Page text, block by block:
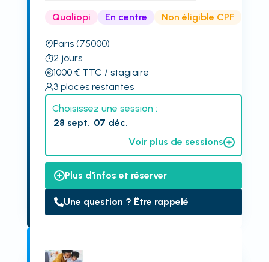
Qualiopi En centre Non éligible CPF
Paris (75000)
2 jours
1000€ TTC / stagiaire
3 places restantes
Choisissez une session :
28 sept. 07 déc.
Voir plus de sessions
Plus d'infos et réserver
Une question ? Être rappelé